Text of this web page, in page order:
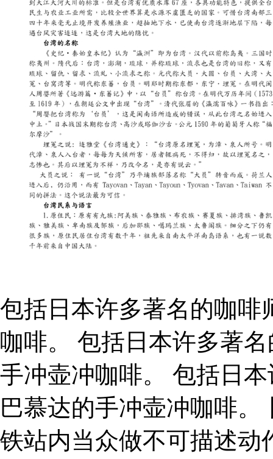
包括日本许多著名的咖啡
咖啡。 包括日本许多著
手冲壶冲咖啡。 包括日
巴慕达的手冲壶冲咖啡。
铁站内当众做不可描述动